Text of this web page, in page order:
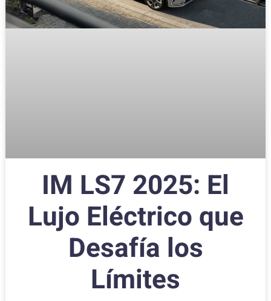
IM LS7 2025: El
Lujo Eléctrico que
Desafía los
Límites